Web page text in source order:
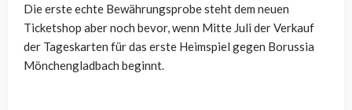
Die erste echte Bewährungsprobe steht dem neuen
Ticketshop aber noch bevor, wenn Mitte Juli der Verkauf
der Tageskarten für das erste Heimspiel gegen Borussia
Mönchengladbach beginnt.